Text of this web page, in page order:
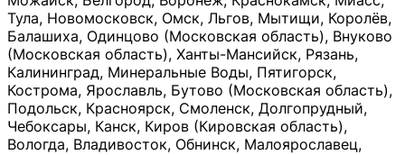
Тула, Новомосковск, Омск, Льгов, Мытищи, Королёв,
Балашиха, Одинцово (Московская область), Внуково
(Московская область), Ханты-Мансийск, Рязань,
Калининград, Минеральные Воды, Пятигорск,
Кострома, Ярославль, Бутово (Московская область),
Подольск, Красноярск, Смоленск, Долгопрудный,
Чебоксары, Канск, Киров (Кировская область),
Вологда, Владивосток, Обнинск, Малоярославец,